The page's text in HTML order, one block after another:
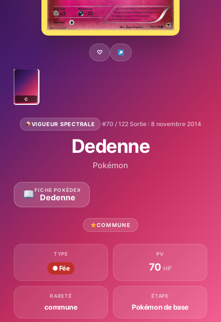
♡
C
VIGUEUR SPECTRALE ·#70 / 122·Sortie : 8 novembre 2014
Dedenne
Pokémon
FICHE POKÉDEX
Dedenne
COMMUNE
TYPE
● Fée
PV
70 HP
RARETÉ
commune
ÉTAPE
Pokémon de base